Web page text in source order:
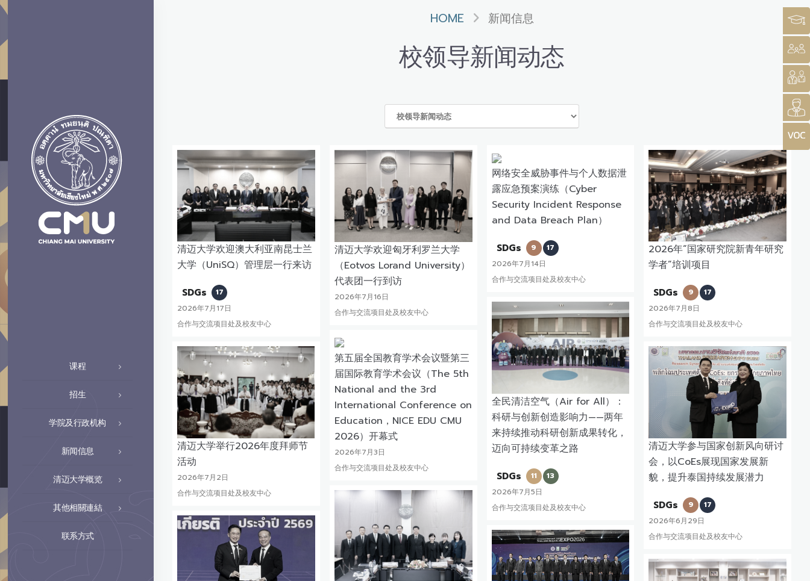
课程
招生
学院及行政机构
新闻信息
清迈大学概览
其他相關連結
联系方式
HOME 新闻信息
校领导新闻动态
清迈大学欢迎澳大利亚南昆士兰
大学（UniSQ）管理层一行来访
SDGs
17
2026年7月17日
合作与交流项目处及校友中心
清迈大学欢迎匈牙利罗兰大学
（Eotvos Lorand University）
代表团一行到访
2026年7月16日
合作与交流项目处及校友中心
网络安全威胁事件与个人数据泄
露应急预案演练（Cyber
Security Incident Response
and Data Breach Plan）
SDGs 9
17
2026年7月14日
合作与交流项目处及校友中心
2026年“国家研究院新青年研究
学者”培训项目
SDGs 9
17
2026年7月8日
合作与交流项目处及校友中心
全民清洁空气（Air for All）：
科研与创新创造影响力——两年
来持续推动科研创新成果转化，
迈向可持续变革之路
SDGs 11
13
2026年7月5日
合作与交流项目处及校友中心
第五届全国教育学术会议暨第三
届国际教育学术会议（The 5th
National and the 3rd
International Conference on
Education，NICE EDU CMU
2026）开幕式
2026年7月3日
合作与交流项目处及校友中心
清迈大学举行2026年度拜师节
活动
2026年7月2日
合作与交流项目处及校友中心
清迈大学参与国家创新风向研讨
会，以CoEs展现国家发展新
貌，提升泰国持续发展潜力
SDGs 9
17
2026年6月29日
合作与交流项目处及校友中心